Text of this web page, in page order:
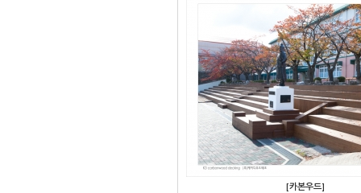
[카본우드]